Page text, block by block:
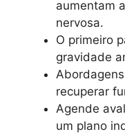
aumentam
nervosa.
O primeiro
gravidade
recuperar
Agende
um plano